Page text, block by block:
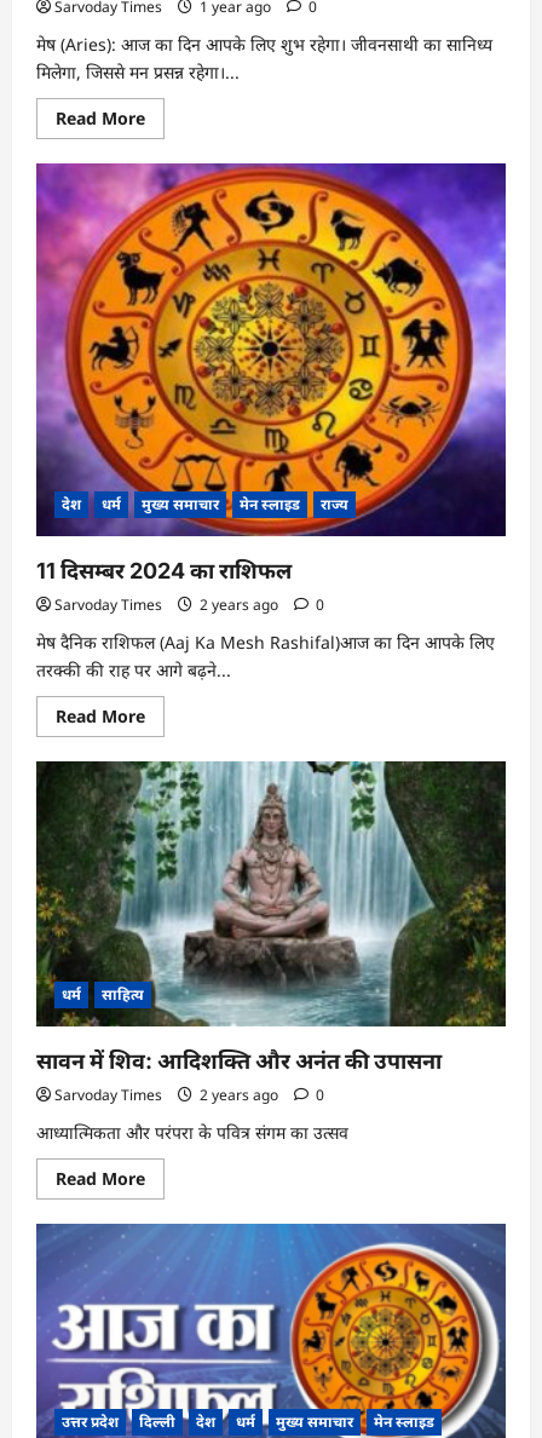
Sarvoday Times 1 year ago 0
मेष (Aries): आज का दिन आपके लिए शुभ रहेगा। जीवनसाथी का सानिध्य
मिलेगा, जिससे मन प्रसन्न रहेगा।...
Read MoreRead
more
आज
का
राशिफल:
17
मार्च
2025
देश धर्म मुख्य समाचार मेन स्लाइड राज्य
11 दिसम्बर 2024 का राशिफल
Sarvoday Times 2 years ago 0
मेष दैनिक राशिफल (Aaj Ka Mesh Rashifal)आज का दिन आपके लिए
तरक्की की राह पर आगे बढ़ने...
Read MoreRead
more
11
दिसम्बर
2024
का
राशिफल
धर्म साहित्य
सावन में शिव: आदिशक्ति और अनंत की उपासना
Sarvoday Times 2 years ago 0
आध्यात्मिकता और परंपरा के पवित्र संगम का उत्सव
Read MoreRead
more
सावन
शिव:
आदिशक्ति
अनंत
की
उपासना
उत्तर प्रदेश दिल्ली देश धर्म मुख्य समाचार
मेन स्लाइड